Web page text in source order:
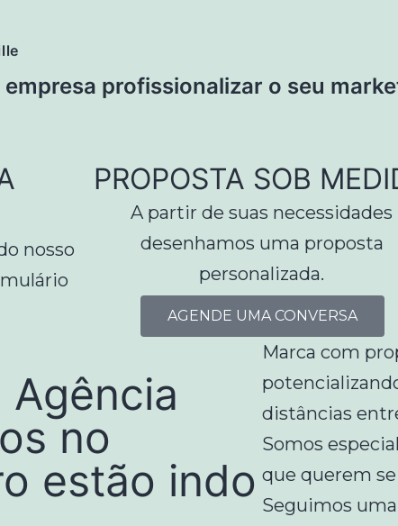
profissionalizar o seu
nosso
PROPOSTA SOB
A partir de suas necessidades
desenhamos uma proposta
personalizada.
AGENDE UMA CONVERSA
no
estão indo
Marca com
distâncias
Somos
que querem
Seguimos